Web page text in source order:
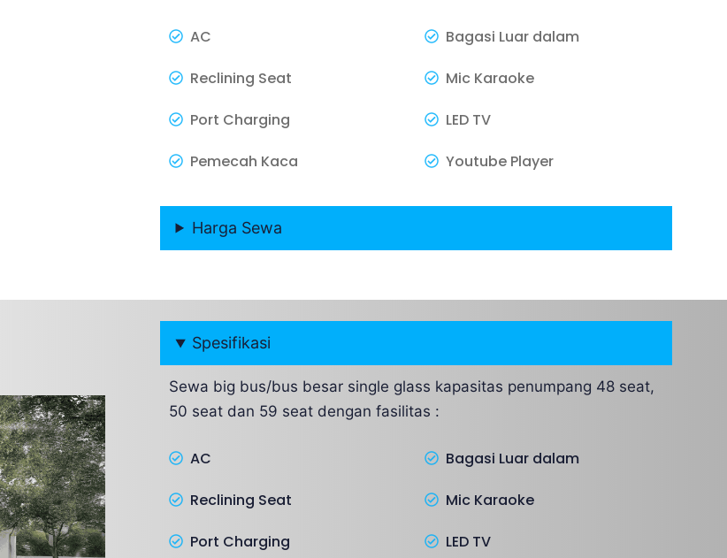
AC
Reclining Seat
Port Charging
Pemecah Kaca
Bagasi Luar dalam
Mic Karaoke
LED TV
Youtube Player
Harga Sewa
Spesifikasi
Sewa big bus/bus besar single glass kapasitas penumpang 48 seat,
50 seat dan 59 seat dengan fasilitas :
AC
Reclining Seat
Port Charging
Bagasi Luar dalam
Mic Karaoke
LED TV